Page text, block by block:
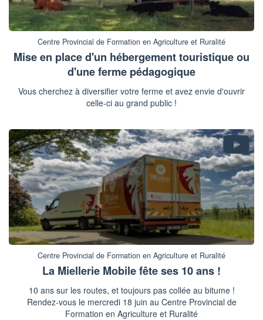
Centre Provincial de Formation en Agriculture et Ruralité
Mise en place d'un hébergement touristique ou
d'une ferme pédagogique
Vous cherchez à diversifier votre ferme et avez envie d'ouvrir
celle-ci au grand public !
Centre Provincial de Formation en Agriculture et Ruralité
La Miellerie Mobile fête ses 10 ans !
10 ans sur les routes, et toujours pas collée au bitume !
Rendez-vous le mercredi 18 juin au Centre Provincial de
Formation en Agriculture et Ruralité